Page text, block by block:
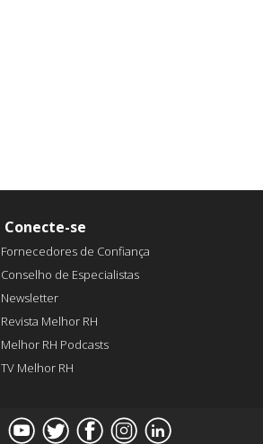
Conecte-se
Fornecedores de Confiança
Conselho de Especialistas
Newsletter
Revista Melhor RH
Melhor RH Podcasts
TV Melhor RH